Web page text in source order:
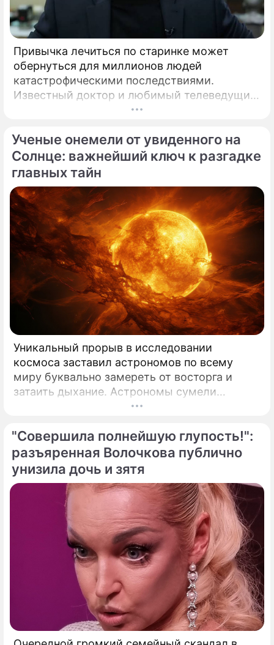
Привычка лечиться по старинке может
обернуться для миллионов людей
катастрофическими последствиями.
Известный доктор и любимый телеведущий
миллионов Александр Мясников обратил
мировой медицине, который буквально
перечеркнул все наши прошлые
представления о здоровье.
Ученые онемели от увиденного на
Солнце: важнейший ключ к разгадке
главных тайн
Уникальный прорыв в исследовании
космоса заставил астрономов по всему
миру буквально замереть от восторга и
затаить дыхание. Астрономы сумели
совершить невозможное и заглянуть в
доселе четкостью.
"Совершила полнейшую глупость!":
разъяренная Волочкова публично
унизила дочь и зятя